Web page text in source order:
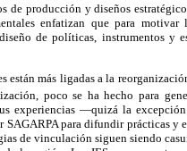
producción y diseños
enfatizan que para
de políticas, instrumentos y
están más ligadas a la
poco se ha hecho para
experiencias —quizá la
para difundir prácticas y
de vinculación siguen siendo